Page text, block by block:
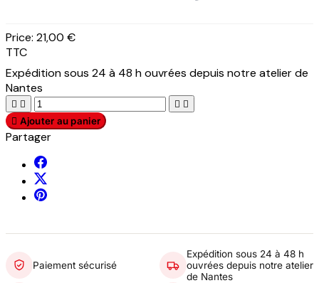
Price: 21,00 €
TTC
Expédition sous 24 à 48 h ouvrées depuis notre atelier de
Nantes
   
 Ajouter au panier
Partager
Paiement sécurisé
Expédition sous 24 à 48 h
ouvrées depuis notre atelier
de Nantes